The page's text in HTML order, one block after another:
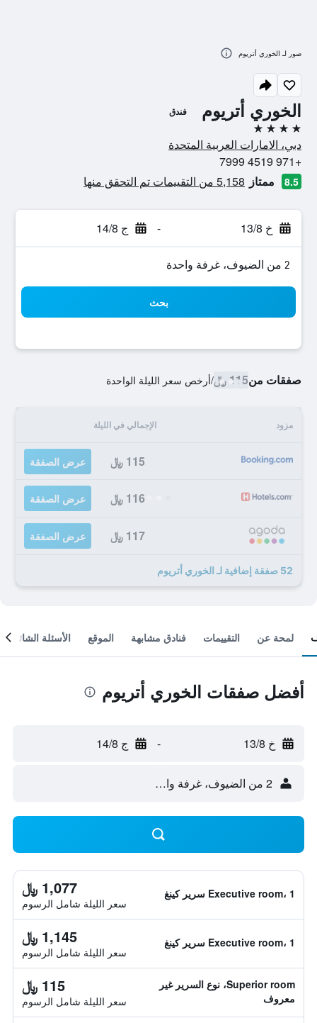
الخوري أتريوم فندق
4 نجوم
دبي، الامارات العربية المتحدة
+971 4519 7999
8.5 ممتاز 5,158 من التقييمات تم التحقق منها
خ 13/8 - ج 14/8
2 من الضيوف، غرفة واحدة
بحث
صفقات من115 ﷼ /أرخص سعر الليلة الواحدة
مزود الإجمالي في الليلة
115 ﷼ عرض الصفقة
116 ﷼ عرض الصفقة
117 ﷼ عرض الصفقة
52 صفقة إضافية لـ الخوري أتريوم
صور لـ الخوري أتريوم
لمحة عن التقييمات فنادق مشابهة الموقع الأسئلة الشائعة
أفضل صفقات الخوري أتريوم
خ 13/8 - ج 14/8
2 من الضيوف، غرفة واحدة
Executive room، 1 سرير كينغ 1,077 ﷼
سعر الليلة شامل الرسوم
Executive room، 1 سرير كينغ 1,145 ﷼
سعر الليلة شامل الرسوم
Superior room، نوع السرير غير
معروف
115 ﷼
سعر الليلة شامل الرسوم